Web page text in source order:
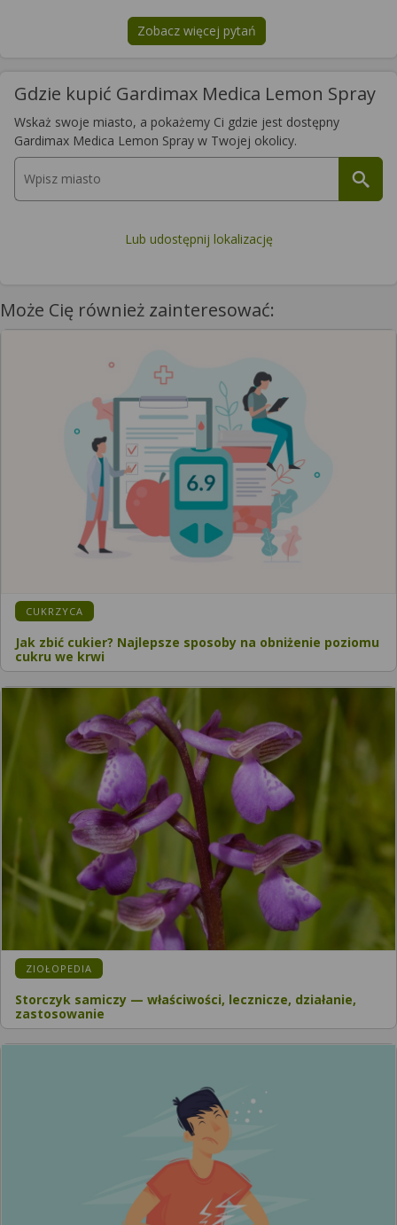
Zobacz więcej pytań
na tematGardimax Medica
Gdzie kupić Gardimax Medica Lemon Spray
Wskaż swoje miasto, a pokażemy Ci gdzie jest dostępny
Gardimax Medica Lemon Spray w Twojej okolicy.
Lub udostępnij lokalizację
Może Cię również zainteresować:
KATEGORIA:
CUKRZYCA
Jak zbić cukier? Najlepsze sposoby na obniżenie poziomu
cukru we krwi
KATEGORIA:
ZIOŁOPEDIA
Storczyk samiczy — właściwości, lecznicze, działanie,
zastosowanie